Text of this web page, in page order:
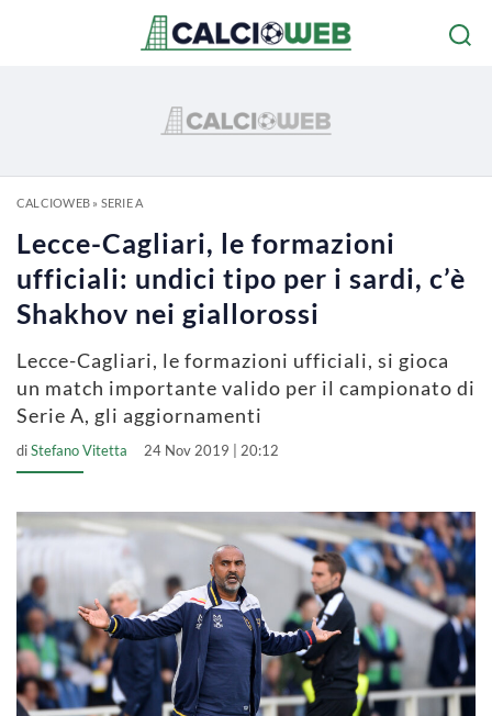
CALCIOWEB» SERIE A
Lecce-Cagliari, le formazioni
ufficiali: undici tipo per i sardi, c’è
Shakhov nei giallorossi
Lecce-Cagliari, le formazioni ufficiali, si gioca
un match importante valido per il campionato di
Serie A, gli aggiornamenti
diStefano Vitetta 24 Nov 2019 | 20:12